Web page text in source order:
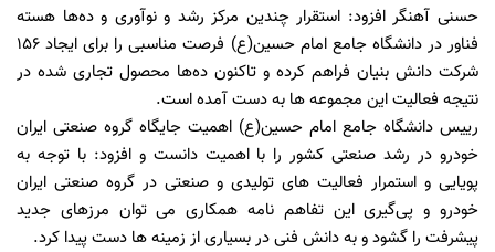
حسنی آهنگر افزود: استقرار چندین مرکز رشد و نوآوری و ده‌ها هسته
فناور در دانشگاه جامع امام حسین(ع) فرصت مناسبی را برای ایجاد ۱۵۶
شرکت دانش بنیان فراهم کرده و تاکنون ده‌ها محصول تجاری شده در
نتیجه فعالیت این مجموعه ها به دست آمده است.
رییس دانشگاه جامع امام حسین(ع) اهمیت جایگاه گروه صنعتی ایران
خودرو در رشد صنعتی کشور را با اهمیت دانست و افزود: با توجه به
پویایی و استمرار فعالیت های تولیدی و صنعتی در گروه صنعتی ایران
خودرو و پی‌گیری این تفاهم نامه همکاری می توان مرزهای جدید
پیشرفت را گشود و به دانش فنی در بسیاری از زمینه ها دست پیدا کرد.